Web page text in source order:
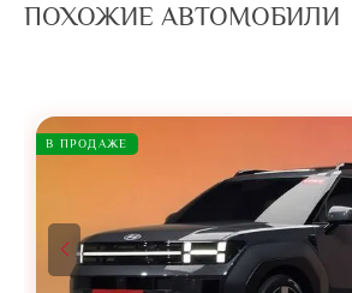
ПОХОЖИЕ АВТОМОБИЛИ
В ПРОДАЖЕ